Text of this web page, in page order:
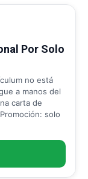
Por Solo
no está
a manos del
carta de
solo